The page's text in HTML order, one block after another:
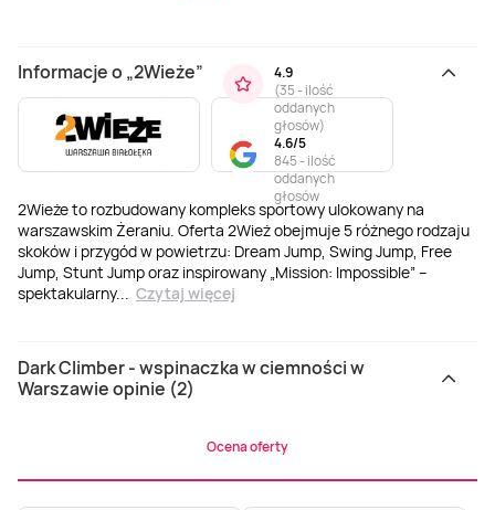
Informacje o „2Wieże”
2Wieże to rozbudowany kompleks sportowy ulokowany na
warszawskim Żeraniu. Oferta 2Wież obejmuje 5 różnego rodzaju
skoków i przygód w powietrzu: Dream Jump, Swing Jump, Free
Jump, Stunt Jump oraz inspirowany „Mission: Impossible” –
spektakularny... Czytaj więcej
4.9
(35 - ilość
oddanych
głosów)
4.6/5
845 - ilość
oddanych
głosów
Dark Climber - wspinaczka w ciemności w
Warszawie opinie (2)
Ocena oferty